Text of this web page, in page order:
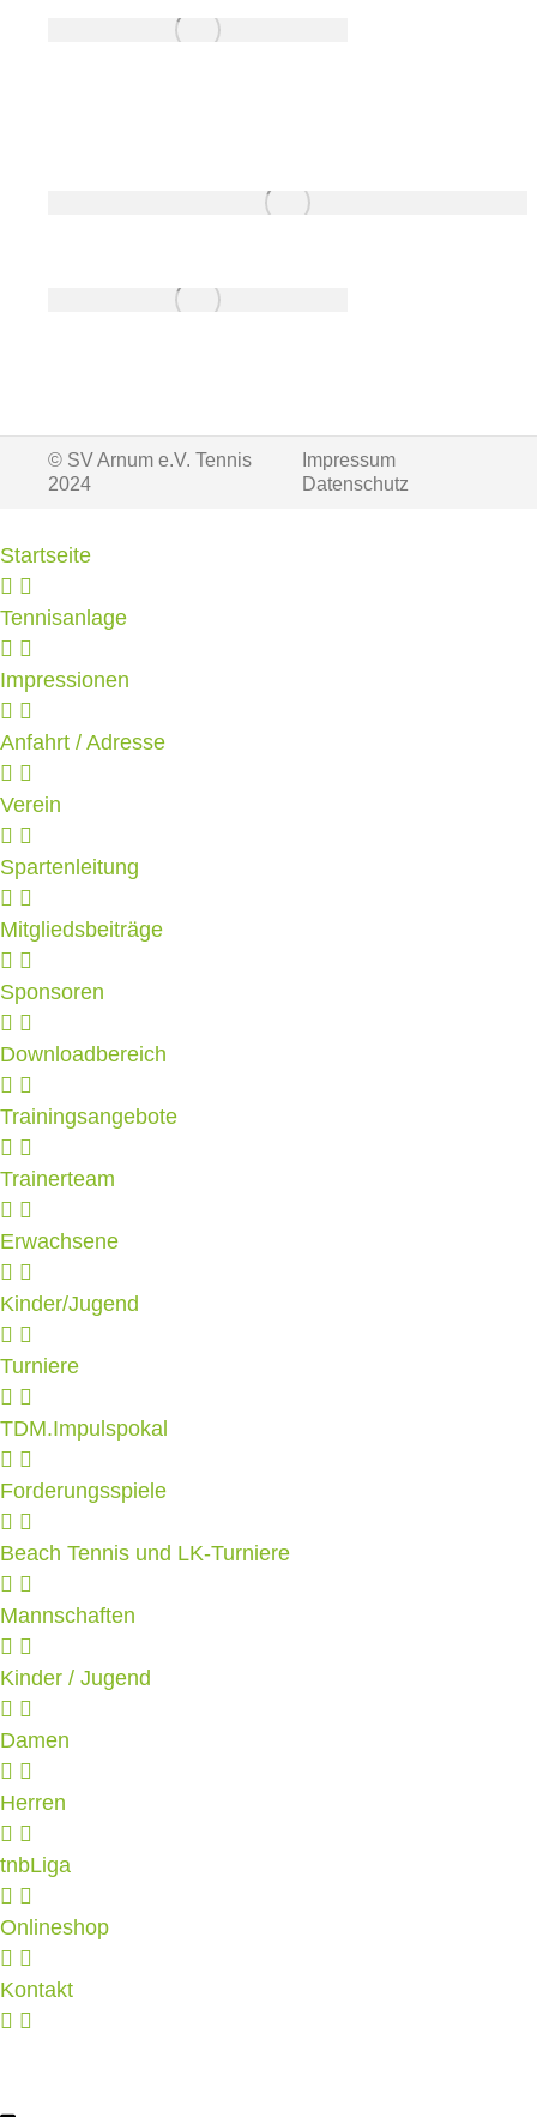
© SV Arnum e.V. Tennis
2024
Impressum
Datenschutz
Startseite
Tennisanlage
Impressionen
Anfahrt / Adresse
Verein
Spartenleitung
Mitgliedsbeiträge
Sponsoren
Downloadbereich
Trainingsangebote
Trainerteam
Erwachsene
Kinder/Jugend
Turniere
TDM.Impulspokal
Forderungsspiele
Beach Tennis und LK-Turniere
Mannschaften
Kinder / Jugend
Damen
Herren
tnbLiga
Onlineshop
Kontakt